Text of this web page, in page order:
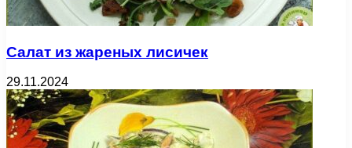
Салат из жареных лисичек
29.11.2024